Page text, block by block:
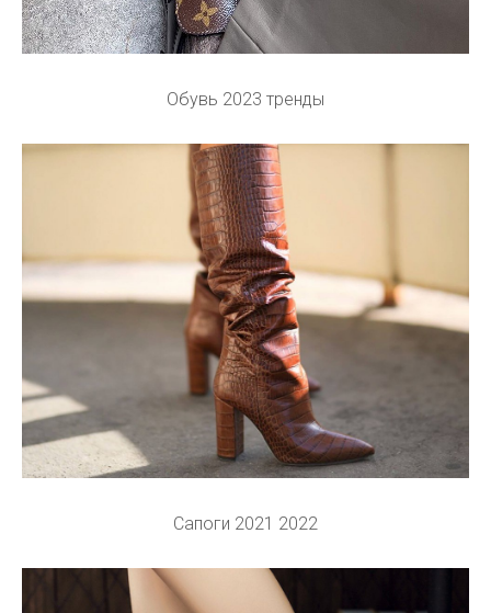
Обувь 2023 тренды
Сапоги 2021 2022